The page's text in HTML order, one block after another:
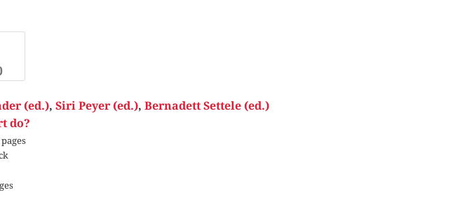
(ed.), Siri Peyer (ed.), Bernadett Settele (ed.)
do?